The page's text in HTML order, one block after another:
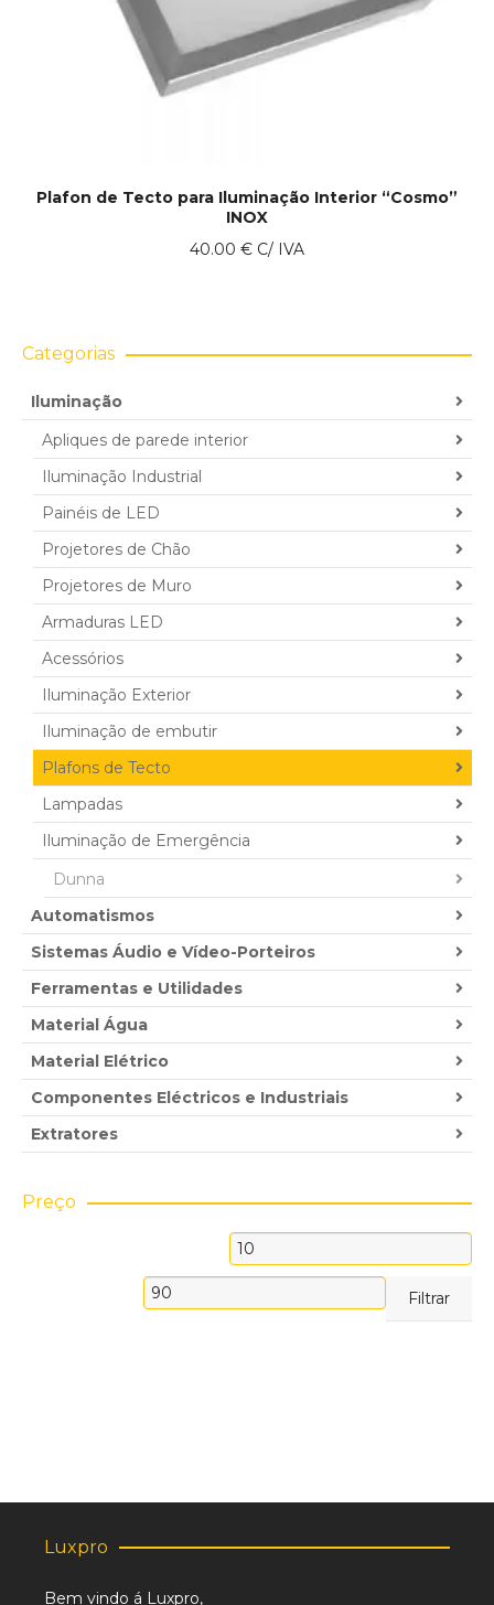
Plafon de Tecto para Iluminação Interior “Cosmo”
INOX
40.00 € C/ IVA
Categorias
Iluminação
Apliques de parede interior
Iluminação Industrial
Painéis de LED
Projetores de Chão
Projetores de Muro
Armaduras LED
Acessórios
Iluminação Exterior
Iluminação de embutir
Plafons de Tecto
Lampadas
Iluminação de Emergência
Dunna
Automatismos
Sistemas Áudio e Vídeo-Porteiros
Ferramentas e Utilidades
Material Água
Material Elétrico
Componentes Eléctricos e Industriais
Extratores
Preço
Filtrar
Luxpro
Bem vindo á Luxpro,